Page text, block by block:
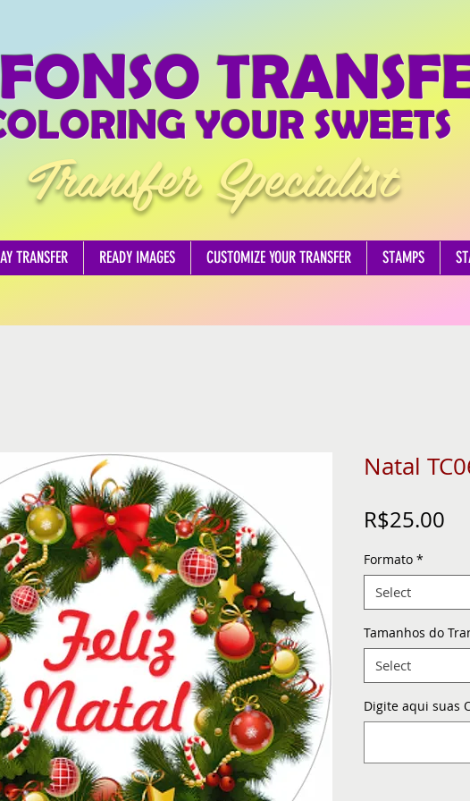
YOUR SWEETS
Transfer Specialist
TRANSFER READY IMAGES CUSTOMIZE YOUR TRANSFER STAMPS
Natal
R$25.00
Formato *
Select
Tamanhos do
Select
Digite aqui suas